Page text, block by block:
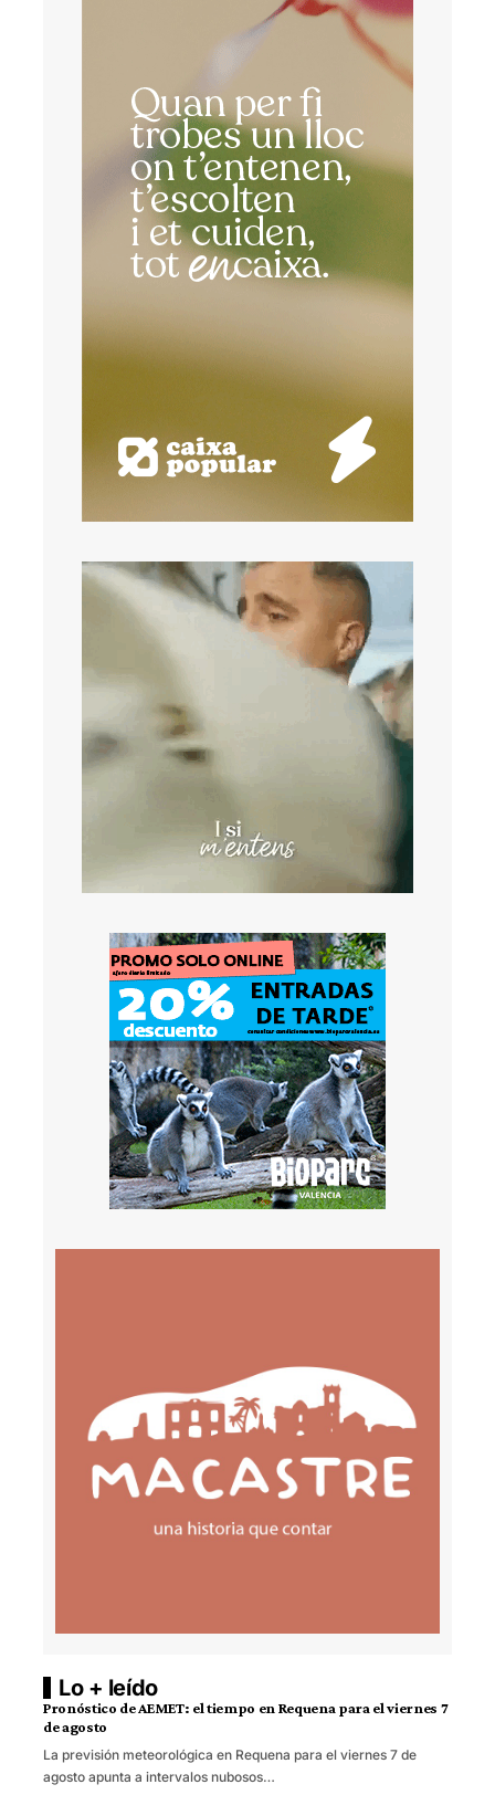
Lo + leído
Pronóstico de AEMET: el tiempo en Requena para el viernes 7
de agosto
La previsión meteorológica en Requena para el viernes 7 de
agosto apunta a intervalos nubosos…